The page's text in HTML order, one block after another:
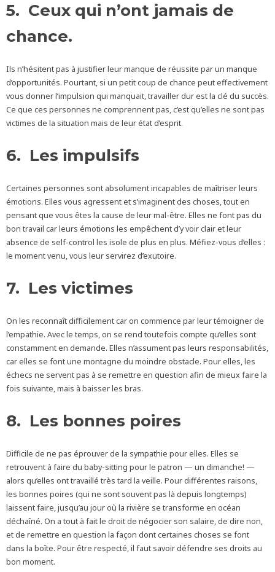
5. Ceux qui n’ont jamais de
chance.
Ils n’hésitent pas à justifier leur manque de réussite par un manque
d’opportunités. Pourtant, si un petit coup de chance peut effectivement
vous donner l’impulsion qui manquait, travailler dur est la clé du succès.
Ce que ces personnes ne comprennent pas, c’est qu’elles ne sont pas
victimes de la situation mais de leur état d’esprit.
6. Les impulsifs
Certaines personnes sont absolument incapables de maîtriser leurs
émotions. Elles vous agressent et s’imaginent des choses, tout en
pensant que vous êtes la cause de leur mal-être. Elles ne font pas du
bon travail car leurs émotions les empêchent d’y voir clair et leur
absence de self-control les isole de plus en plus. Méfiez-vous d’elles :
le moment venu, vous leur servirez d’exutoire.
7. Les victimes
On les reconnaît difficilement car on commence par leur témoigner de
l’empathie. Avec le temps, on se rend toutefois compte qu’elles sont
constamment en demande. Elles n’assument pas leurs responsabilités,
car elles se font une montagne du moindre obstacle. Pour elles, les
échecs ne servent pas à se remettre en question afin de mieux faire la
fois suivante, mais à baisser les bras.
8. Les bonnes poires
Difficile de ne pas éprouver de la sympathie pour elles. Elles se
retrouvent à faire du baby-sitting pour le patron — un dimanche! —
alors qu’elles ont travaillé très tard la veille. Pour différentes raisons,
les bonnes poires (qui ne sont souvent pas là depuis longtemps)
laissent faire, jusqu’au jour où la rivière se transforme en océan
déchaîné. On a tout à fait le droit de négocier son salaire, de dire non,
et de remettre en question la façon dont certaines choses se font
dans la boîte. Pour être respecté, il faut savoir défendre ses droits au
bon moment.